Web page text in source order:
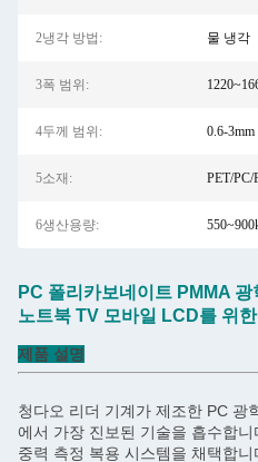
2냉각 방법: 물 냉각
3폭 범위:
4두께 범위: 0.6-3mm
5소재: PET/
6생산용량:
PC 폴리카보네이트 PMMA
노트북 TV 모바일 LCD를 위
제품 설명
청다오 리더 기계가 제조한 PC 광
에서 가장 진보된 기술을 흡수합
중력 측정 복용 시스템을 채택합